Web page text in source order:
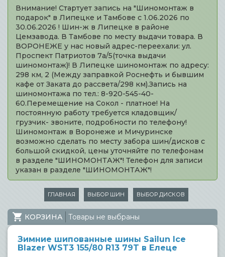
Внимание! Стартует запись на "Шиномонтаж в
подарок" в Липецке и Тамбове с 1.06.2026 по
30.06.2026 ! Шин-ж в Липецке в районе
Цемзавода. В Тамбове по месту выдачи товара. В
ВОРОНЕЖЕ у нас новый адрес-переехали: ул.
Проспект Патриотов 7а/5(точка выдачи
шиномонтаж)! В Липецке шиномонтаж по адресу:
298 км, 2 (Между заправкой Роснефть и бывшим
кафе от Заката до рассвета/298 км).Запись на
шиномонтажа по тел.: 8-920-545-40-
60.Перемещение на Сокол - платное! На
постоянную работу требуется кладовщик/
грузчик- звоните, подробности по телефону!
Шиномонтаж в Воронеже и Мичуринске
возможно сделать по месту забора шин/дисков с
большой скидкой, цены уточняйте по телефонам
в разделе "ШИНОМОНТАЖ"! Телефон для записи
указан в разделе "ШИНОМОНТАЖ"!
ГЛАВНАЯ ВЫБОР ШИН ВЫБОР ДИСКОВ
КОРЗИНА Товары не выбраны
Зимние шипованные шины Sailun Ice
Blazer WST3 155/80 R13 79T в Елеце